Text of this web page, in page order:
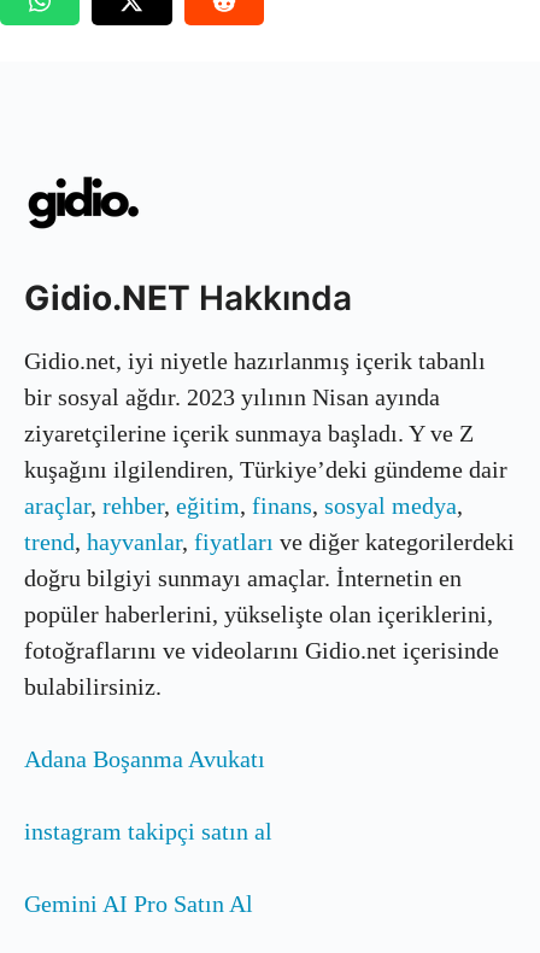
Gidio.NET Hakkında
Gidio.net, iyi niyetle hazırlanmış içerik tabanlı
bir sosyal ağdır. 2023 yılının Nisan ayında
ziyaretçilerine içerik sunmaya başladı. Y ve Z
kuşağını ilgilendiren, Türkiye’deki gündeme dair
araçlar, rehber, eğitim, finans, sosyal medya,
trend, hayvanlar, fiyatları ve diğer kategorilerdeki
doğru bilgiyi sunmayı amaçlar. İnternetin en
popüler haberlerini, yükselişte olan içeriklerini,
fotoğraflarını ve videolarını Gidio.net içerisinde
bulabilirsiniz.
Adana Boşanma Avukatı
instagram takipçi satın al
Gemini AI Pro Satın Al